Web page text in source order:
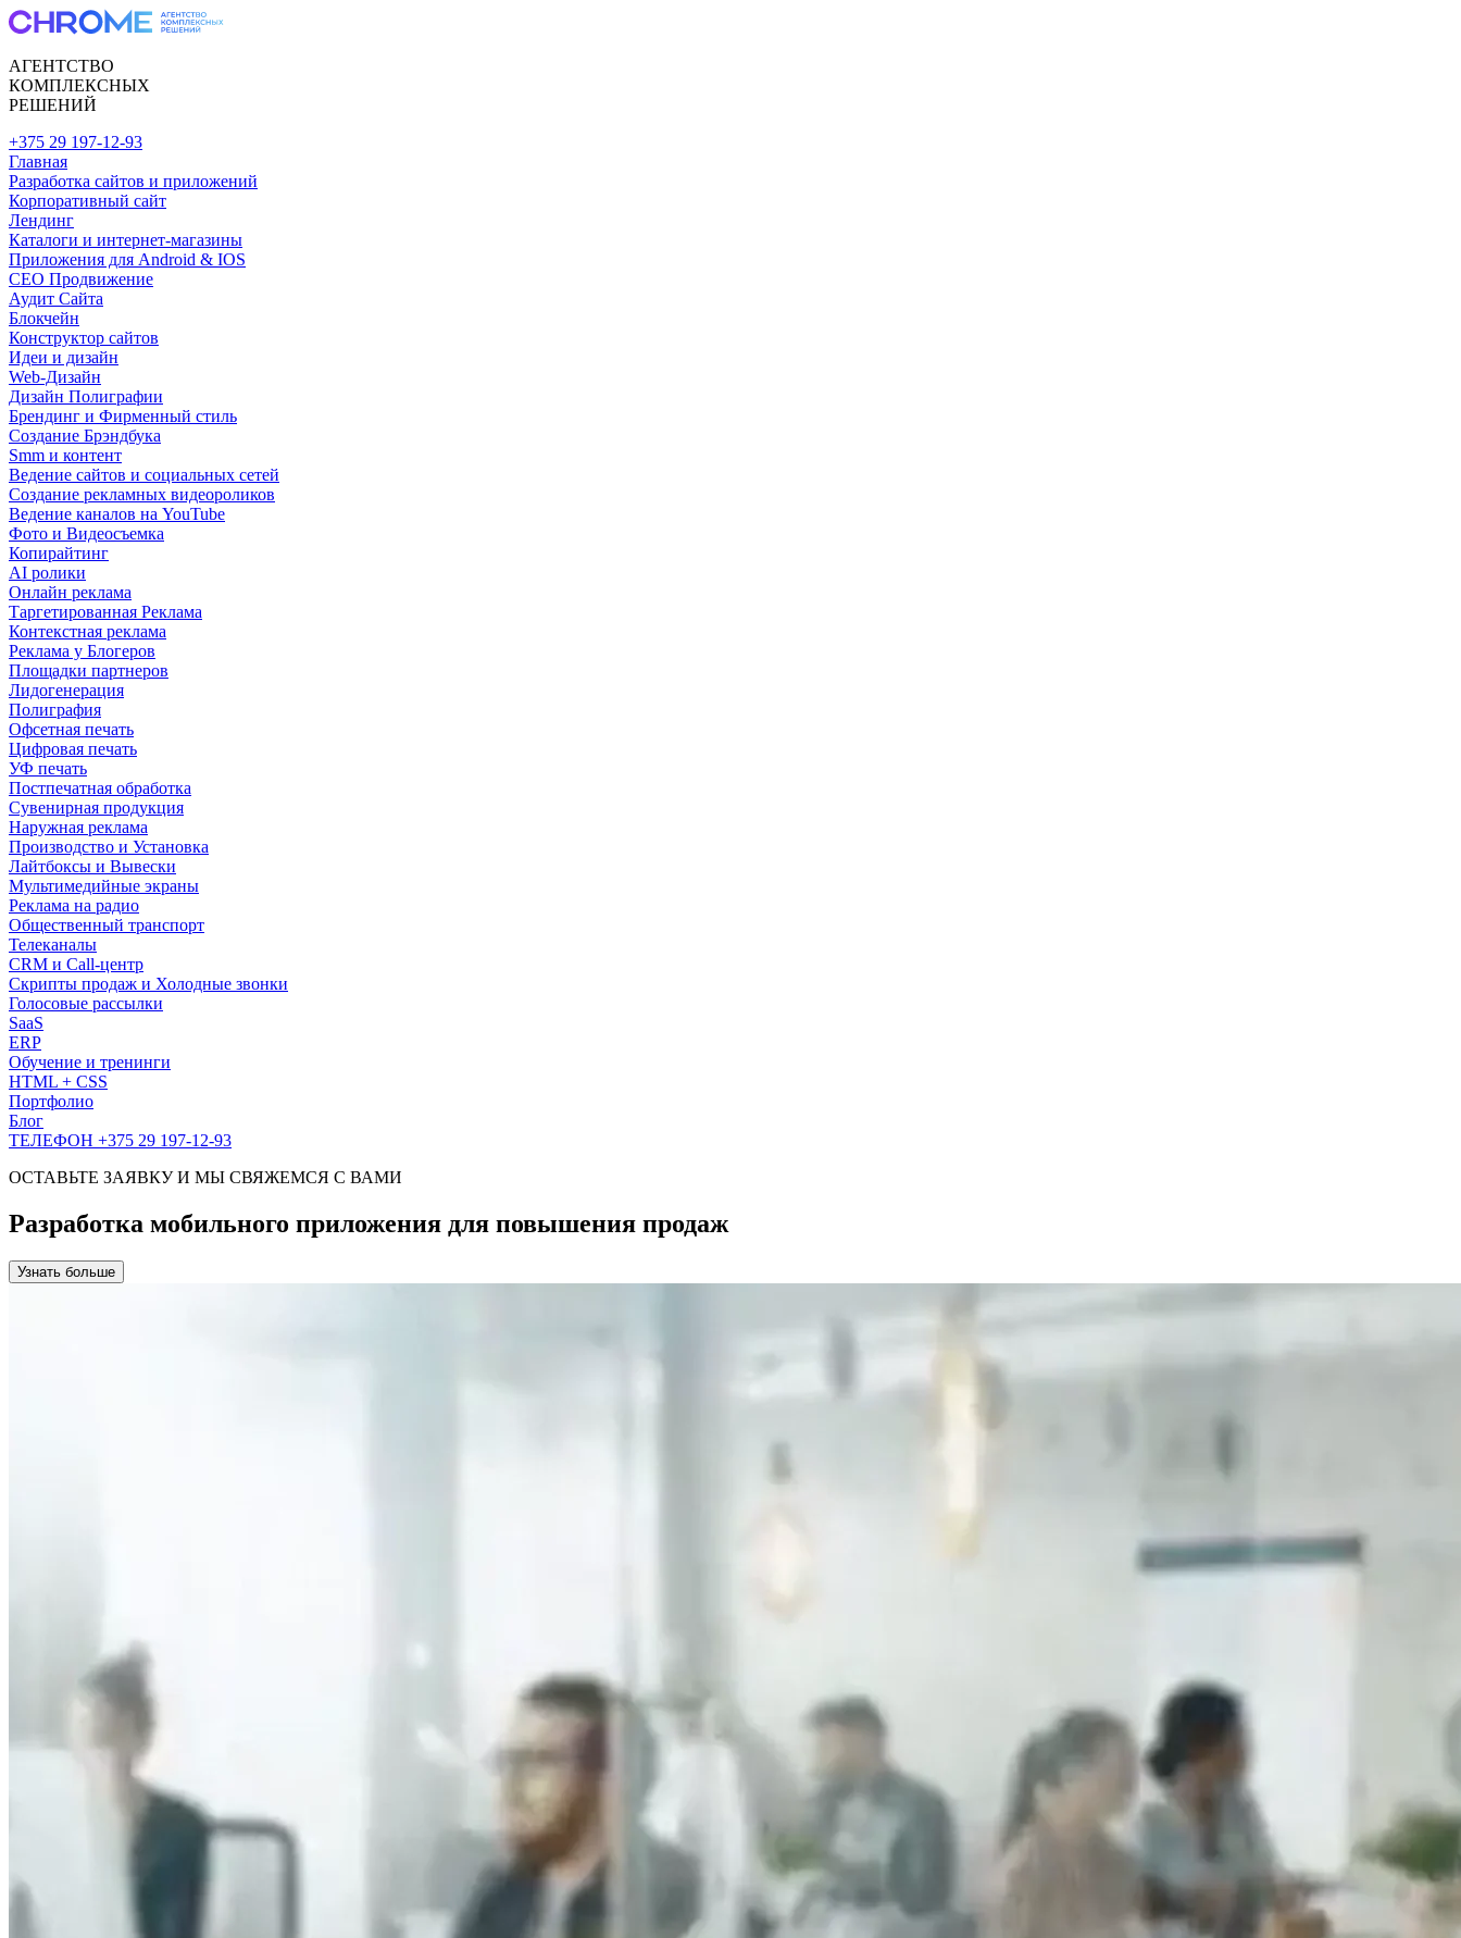
АГЕНТСТВО
КОМПЛЕКСНЫХ
РЕШЕНИЙ
+375 29 197-12-93
Главная
Разработка сайтов и приложений
Корпоративный сайт
Лендинг
Каталоги и интернет-магазины
Приложения для Android & IOS
CEO Продвижение
Аудит Сайта
Блокчейн
Конструктор сайтов
Идеи и дизайн
Web-Дизайн
Дизайн Полиграфии
Брендинг и Фирменный стиль
Создание Брэндбука
Smm и контент
Ведение сайтов и социальных сетей
Создание рекламных видеороликов
Ведение каналов на YouTube
Фото и Видеосъемка
Копирайтинг
AI ролики
Онлайн реклама
Таргетированная Реклама
Контекстная реклама
Реклама у Блогеров
Площадки партнеров
Лидогенерация
Полиграфия
Офсетная печать
Цифровая печать
УФ печать
Постпечатная обработка
Сувенирная продукция
Наружная реклама
Производство и Установка
Лайтбоксы и Вывески
Мультимедийные экраны
Реклама на радио
Общественный транспорт
Телеканалы
CRM и Call-центр
Скрипты продаж и Холодные звонки
Голосовые рассылки
SaaS
ERP
Обучение и тренинги
HTML + CSS
Портфолио
Блог
ТЕЛЕФОН +375 29 197-12-93
ОСТАВЬТЕ ЗАЯВКУ И МЫ СВЯЖЕМСЯ С ВАМИ
Разработка мобильного приложения для повышения продаж
Узнать больше